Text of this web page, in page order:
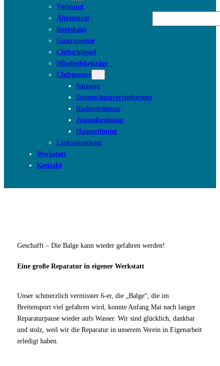
Vorstand
Ältestenrat
Bootshaus
Gastronomie
Clubschlüssel
Mitgliedsbeiträge
Clubgesetze
Satzung
Datenschutzvereinbarung
Ruderordnung
Jugendordnung
Hausordnung
Linksammlung
Werkstatt
Kontakt
Geschafft – Die Balge kann wieder gefahren werden!
Eine große Reparatur in eigener Werkstatt
Unser schmerzlich vermisster 6-er, die „Balge“, die im
Breitensport viel gefahren wird, konnte Anfang Mai nach langer
Reparaturpause wieder aufs Wasser. Wir sind glücklich, dankbar
und stolz, weil wir die Reparatur in unserem Verein in Eigenarbeit
erledigt haben.